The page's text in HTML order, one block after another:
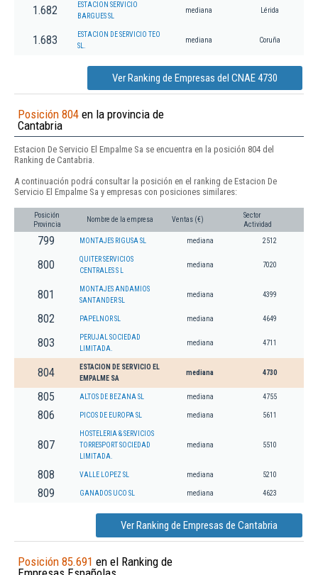
1.682
ESTACION SERVICIO
BARGUES SL
mediana Lérida
1.683
ESTACION DE SERVICIO TEO
SL.
mediana Coruña
Ver Ranking de Empresas del CNAE 4730
Posición 804 en la provincia de
Cantabria
Estacion De Servicio El Empalme Sa se encuentra en la posición 804 del
Ranking de Cantabria.
A continuación podrá consultar la posición en el ranking de Estacion De
Servicio El Empalme Sa y empresas con posiciones similares:
Posición
Provincia
Nombre de la empresa Ventas (€)
Sector
Actividad
799 MONTAJES RIGUSA SL mediana 2512
800
QUITER SERVICIOS
CENTRALES S L
mediana 7020
801
MONTAJES ANDAMIOS
SANTANDER SL
mediana 4399
802 PAPELNOR SL mediana 4649
803
PERUJAL SOCIEDAD
LIMITADA.
mediana 4711
804
ESTACION DE SERVICIO EL
EMPALME SA
mediana 4730
805 ALTOS DE BEZANA SL mediana 4755
806 PICOS DE EUROPA SL mediana 5611
807
HOSTELERIA & SERVICIOS
TORRESPORT SOCIEDAD
LIMITADA.
mediana 5510
808 VALLE LOPEZ SL mediana 5210
809 GANADOS UCO SL mediana 4623
Ver Ranking de Empresas de Cantabria
Posición 85.691 en el Ranking de